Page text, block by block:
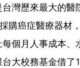
灣歷來最大的
購癌症醫療器材
個月人事成本
大校務基金借了